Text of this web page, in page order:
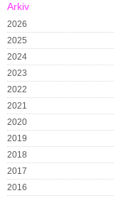
Arkiv
2026
2025
2024
2023
2022
2021
2020
2019
2018
2017
2016